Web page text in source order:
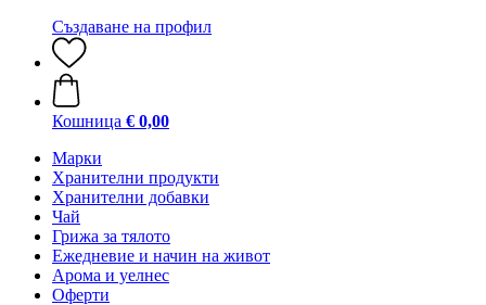
Създаване на профил
Кошница € 0,00
Марки
Хранителни продукти
Хранителни добавки
Чай
Грижа за тялото
Ежедневие и начин на живот
Арома и уелнес
Оферти